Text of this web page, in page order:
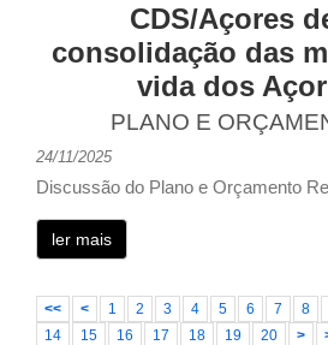
CDS/Açores
consolidação das
vida dos
PLANO E
24/11/2025
Discussão do Plano e Orçamento
ler mais
<< < 1 2 3 4 5 6 7 8
14
15 16 17 18 19 20 >